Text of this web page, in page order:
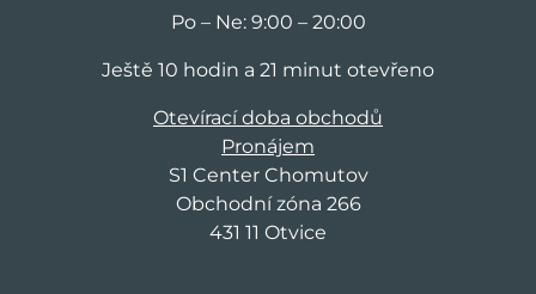
Po – Ne: 9:00 – 20:00
Ještě 10 hodin a 21 minut otevřeno
Otevírací doba obchodů
Pronájem
S1 Center Chomutov
Obchodní zóna 266
431 11 Otvice